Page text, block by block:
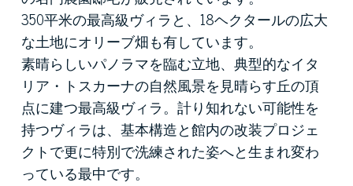
350平米の最高級ヴィラと、18ヘクタールの広大
な土地にオリーブ畑も有しています。
素晴らしいパノラマを臨む立地、典型的なイタ
リア・トスカーナの自然風景を見晴らす丘の頂
点に建つ最高級ヴィラ。計り知れない可能性を
持つヴィラは、基本構造と館内の改装プロジェ
クトで更に特別で洗練された姿へと生まれ変わ
っている最中です。